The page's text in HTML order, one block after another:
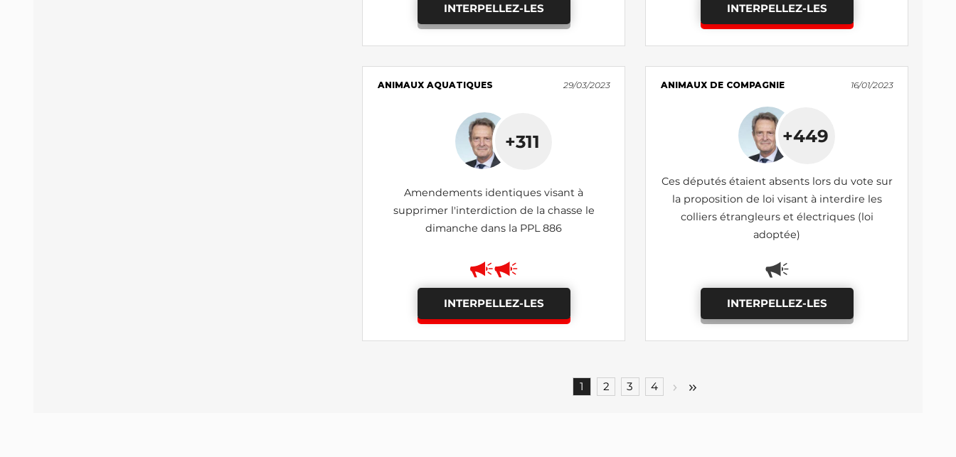
INTERPELLEZ-LES INTERPELLEZ-LES
ANIMAUX AQUATIQUES 29/03/2023
+311
Amendements identiques visant à
supprimer l'interdiction de la chasse le
dimanche dans la PPL 886
INTERPELLEZ-LES
ANIMAUX DE COMPAGNIE 16/01/2023
+449
Ces députés étaient absents lors du vote sur
la proposition de loi visant à interdire les
colliers étrangleurs et électriques (loi
adoptée)
INTERPELLEZ-LES
1 2 3 4